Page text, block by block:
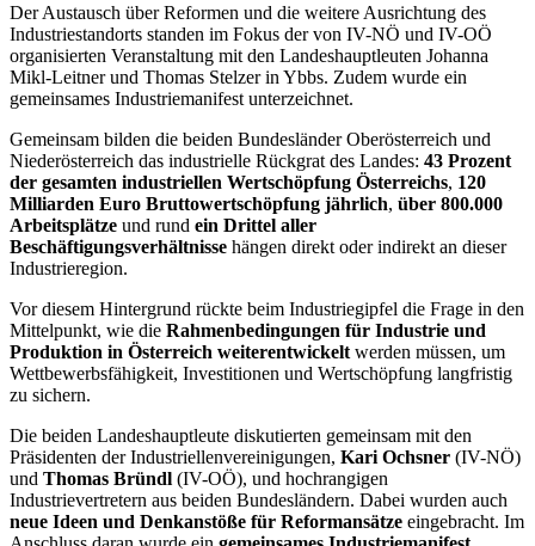
Der Austausch über Reformen und die weitere Ausrichtung des
Industriestandorts standen im Fokus der von IV-NÖ und IV-OÖ
organisierten Veranstaltung mit den Landeshauptleuten Johanna
Mikl-Leitner und Thomas Stelzer in Ybbs. Zudem wurde ein
gemeinsames Industriemanifest unterzeichnet.
Gemeinsam bilden die beiden Bundesländer Oberösterreich und
Niederösterreich das industrielle Rückgrat des Landes: 43 Prozent
der gesamten industriellen Wertschöpfung Österreichs, 120
Milliarden Euro Bruttowertschöpfung jährlich, über 800.000
Arbeitsplätze und rund ein Drittel aller
Beschäftigungsverhältnisse hängen direkt oder indirekt an dieser
Industrieregion.
Vor diesem Hintergrund rückte beim Industriegipfel die Frage in den
Mittelpunkt, wie die Rahmenbedingungen für Industrie und
Produktion in Österreich weiterentwickelt werden müssen, um
Wettbewerbsfähigkeit, Investitionen und Wertschöpfung langfristig
zu sichern.
Die beiden Landeshauptleute diskutierten gemeinsam mit den
Präsidenten der Industriellenvereinigungen, Kari Ochsner (IV-NÖ)
und Thomas Bründl (IV-OÖ), und hochrangigen
Industrievertretern aus beiden Bundesländern. Dabei wurden auch
neue Ideen und Denkanstöße für Reformansätze eingebracht. Im